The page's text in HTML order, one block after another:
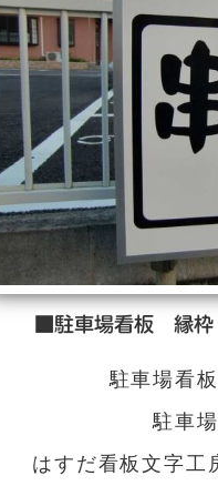
■駐車場看板 縁
駐車場看
駐車
はすだ看板文字